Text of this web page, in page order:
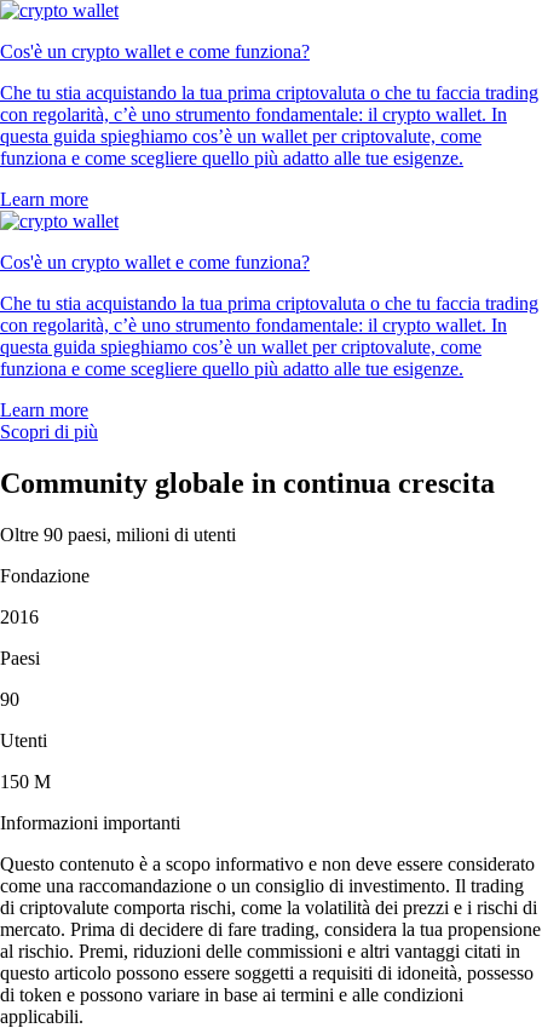
Cos'è un crypto wallet e come funziona?
Che tu stia acquistando la tua prima criptovaluta o che tu faccia trading
con regolarità, c’è uno strumento fondamentale: il crypto wallet. In
questa guida spieghiamo cos’è un wallet per criptovalute, come
funziona e come scegliere quello più adatto alle tue esigenze.
Learn more
Cos'è un crypto wallet e come funziona?
Che tu stia acquistando la tua prima criptovaluta o che tu faccia trading
con regolarità, c’è uno strumento fondamentale: il crypto wallet. In
questa guida spieghiamo cos’è un wallet per criptovalute, come
funziona e come scegliere quello più adatto alle tue esigenze.
Learn more
Scopri di più
Community globale in continua crescita
Oltre 90 paesi, milioni di utenti
Fondazione
2016
Paesi
90
Utenti
150 M
Informazioni importanti
Questo contenuto è a scopo informativo e non deve essere considerato
come una raccomandazione o un consiglio di investimento. Il trading
di criptovalute comporta rischi, come la volatilità dei prezzi e i rischi di
mercato. Prima di decidere di fare trading, considera la tua propensione
al rischio. Premi, riduzioni delle commissioni e altri vantaggi citati in
questo articolo possono essere soggetti a requisiti di idoneità, possesso
di token e possono variare in base ai termini e alle condizioni
applicabili.